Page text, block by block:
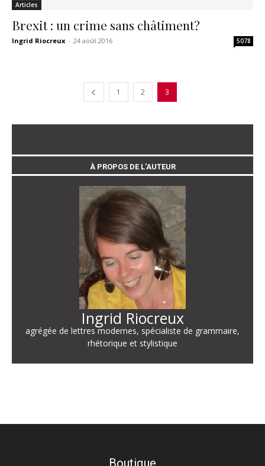
Articles
Brexit : un crime sans châtiment?
Ingrid Riocreux - 24 août 2016 5078
1 2 3
À PROPOS DE L’AUTEUR
Ingrid Riocreux
agrégée de lettres modernes, spécialiste de grammaire,
rhétorique et stylistique
Boutique